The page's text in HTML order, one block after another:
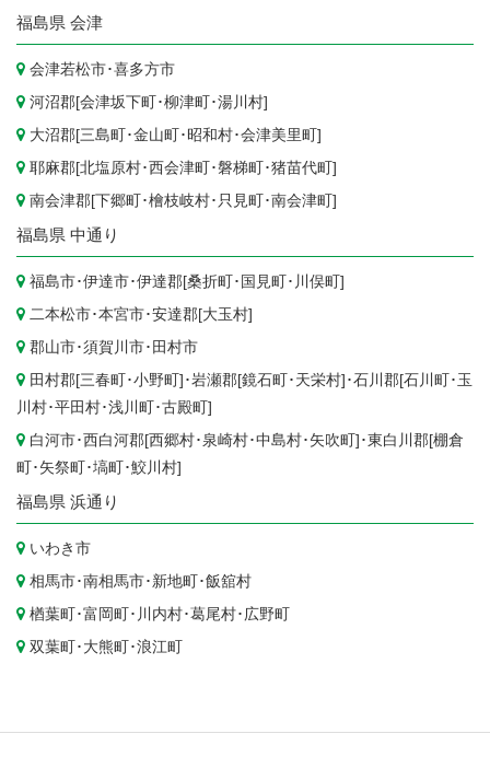
福島県 会津
会津若松市･喜多方市
河沼郡[会津坂下町 ･柳津町 ･湯川村]
大沼郡[三島町 ･金山町 ･ 昭和村･会津美里町 ]
耶麻郡[北塩原村･西会津町 ･磐梯町 ･猪苗代町 ]
南会津郡[下郷町 ･檜枝岐村･ 只見町 ･南会津町 ]
福島県 中通り
福島市･伊達市･伊達郡[桑折町 ･ 国見町 ･ 川俣町 ]
二本松市･本宮市･安達郡[大玉村]
郡山市･須賀川市･ 田村市
田村郡[三春町 ･小野町 ]･岩瀬郡[鏡石町 ･ 天栄村]･石川郡[石川町 ･ 玉
川村･平田村･浅川町 ･古殿町 ]
白河市･西白河郡[西郷村･ 泉崎村･中島村･ 矢吹町 ]･東白川郡[棚倉
町 ･ 矢祭町 ･塙町 ･鮫川村]
福島県 浜通り
いわき市
相馬市･南相馬市･ 新地町 ･飯舘村
楢葉町 ･富岡町 ･ 川内村･葛尾村･ 広野町
双葉町 ･ 大熊町 ･浪江町